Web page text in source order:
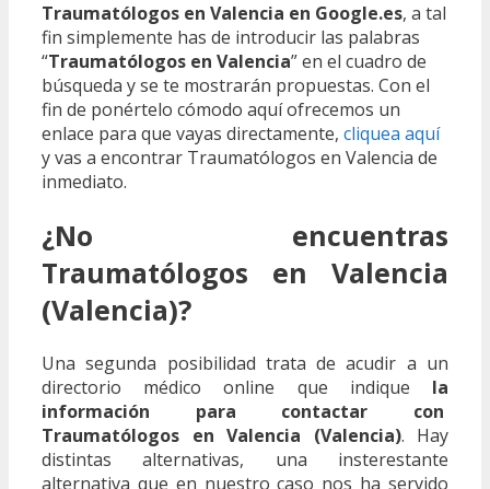
Traumatólogos en Valencia en Google.es, a tal
fin simplemente has de introducir las palabras
“Traumatólogos en Valencia” en el cuadro de
búsqueda y se te mostrarán propuestas. Con el
fin de ponértelo cómodo aquí ofrecemos un
enlace para que vayas directamente, cliquea aquí
y vas a encontrar Traumatólogos en Valencia de
inmediato.
¿No encuentras
Traumatólogos en Valencia
(Valencia)?
Una segunda posibilidad trata de acudir a un
directorio médico online que indique la
información para contactar con
Traumatólogos en Valencia (Valencia). Hay
distintas alternativas, una insterestante
alternativa que en nuestro caso nos ha servido